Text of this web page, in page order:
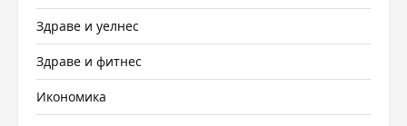
Здраве и уелнес
Здраве и фитнес
Икономика